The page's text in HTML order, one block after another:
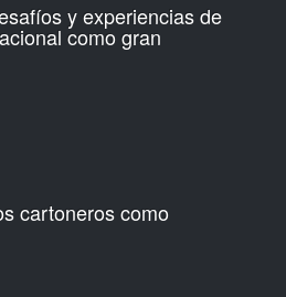
y experiencias de
como gran
cartoneros como